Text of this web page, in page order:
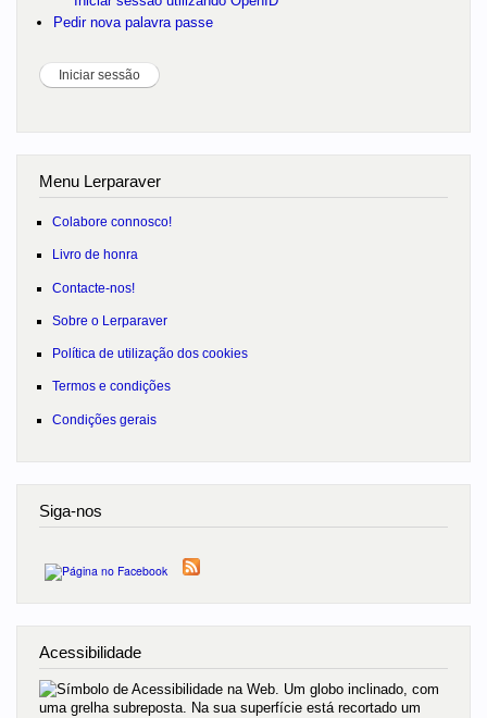
Pedir nova palavra passe
Menu Lerparaver
Colabore connosco!
Livro de honra
Contacte-nos!
Sobre o Lerparaver
Política de utilização dos cookies
Termos e condições
Condições gerais
Siga-nos
Acessibilidade